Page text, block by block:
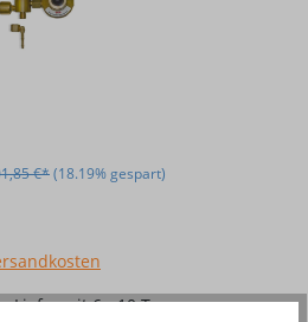
€*(18.19% gespart)
Lieferzeit 6 - 10 Tage